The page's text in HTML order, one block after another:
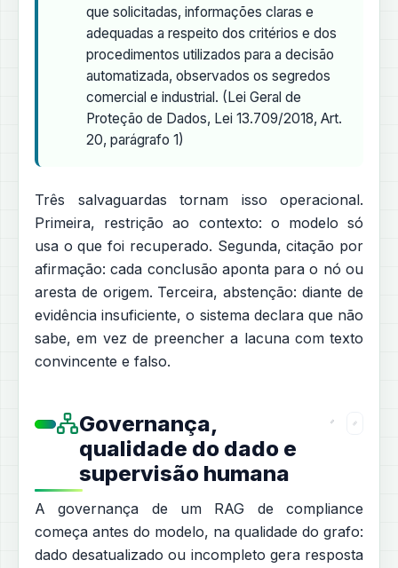
que solicitadas, informações claras e
adequadas a respeito dos critérios e dos
procedimentos utilizados para a decisão
automatizada, observados os segredos
comercial e industrial. (Lei Geral de
Proteção de Dados, Lei 13.709/2018, Art.
20, parágrafo 1)
Três salvaguardas tornam isso operacional.
Primeira, restrição ao contexto: o modelo só
usa o que foi recuperado. Segunda, citação por
afirmação: cada conclusão aponta para o nó ou
aresta de origem. Terceira, abstenção: diante de
evidência insuficiente, o sistema declara que não
sabe, em vez de preencher a lacuna com texto
convincente e falso.
Governança,
qualidade do dado e
supervisão humana
A governança de um RAG de compliance
começa antes do modelo, na qualidade do grafo:
dado desatualizado ou incompleto gera resposta